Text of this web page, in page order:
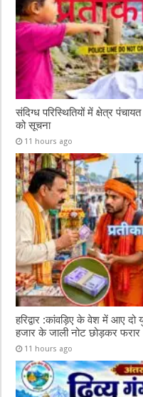
संदिग्ध परिस्थितियों में क्षेत्र
को सूचना
11 hours ago
हरिद्वार :कांवड़िए के वेश में आए दो
हजार के जाली नोट छोड़कर फरार
11 hours ago